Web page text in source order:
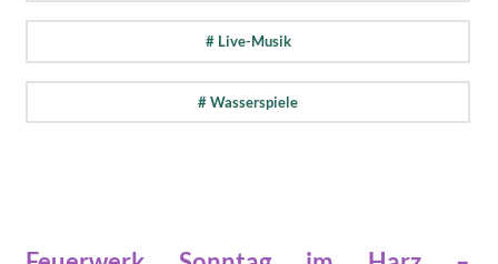
# Live-Musik
# Wasserspiele